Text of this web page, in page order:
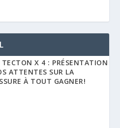
TECTON X 4 : PRÉSENTATION
ATTENTES SUR LA
À TOUT GAGNER!